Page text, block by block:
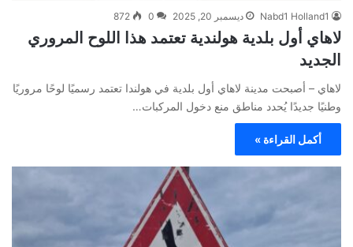
Nabd1 Holland1 ديسمبر 20, 2025 0
872
لاهاي أول بلدية هولندية تعتمد هذا اللوح المروري
الجديد
لاهاي – أصبحت مدينة لاهاي أول بلدية في هولندا تعتمد رسميًا لوحًا مروريًا
وطنيًا جديدًا يُحدد مناطق منع دخول المركبات…
أكمل القراءة »